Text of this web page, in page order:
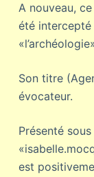
A nouveau,
été
Son titre
évocateur.
Présenté
est